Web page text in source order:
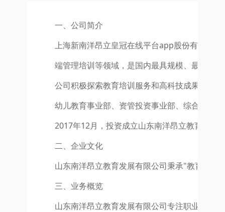
一、公司简介
上海新南洋昂立皇冠在线平台app股份有限公
端管理培训等领域，是国内最具规模、最优秀
公司积极探索教育培训服务和高科技成果产业
幼儿教育事业部、资管投资事业部、综合业务
2017年12月，投资成立山东南洋昂立教育发展
二、企业文化
山东南洋昂立教育发展有限公司秉承"教育回
三、业务概览
山东南洋昂立教育发展有限公司专注职业教育